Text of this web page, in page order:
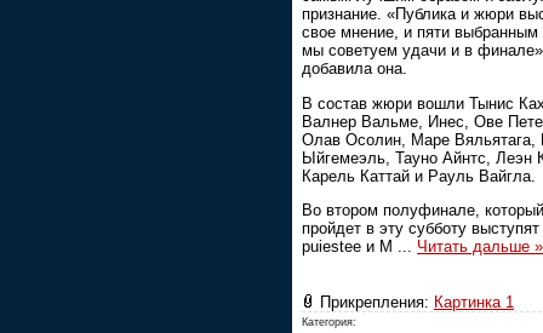
признание. «Публика и жюри
свое мнение, и пяти выбранным
мы советуем удачи и в
добавила она.
В состав жюри вошли Тынис
Валнер Вальме, Инес, Ове
Олав Осолин, Маре Вяльятага,
Ыйгемеэль, Тауно Айнтс, Леэн
Карель Каттай и Рауль Вайгла.
Во втором полуфинале, который
пройдет в эту субботу
puiestee и М
Читать дальше »
Прикрепления: Картинка 1
Категория: